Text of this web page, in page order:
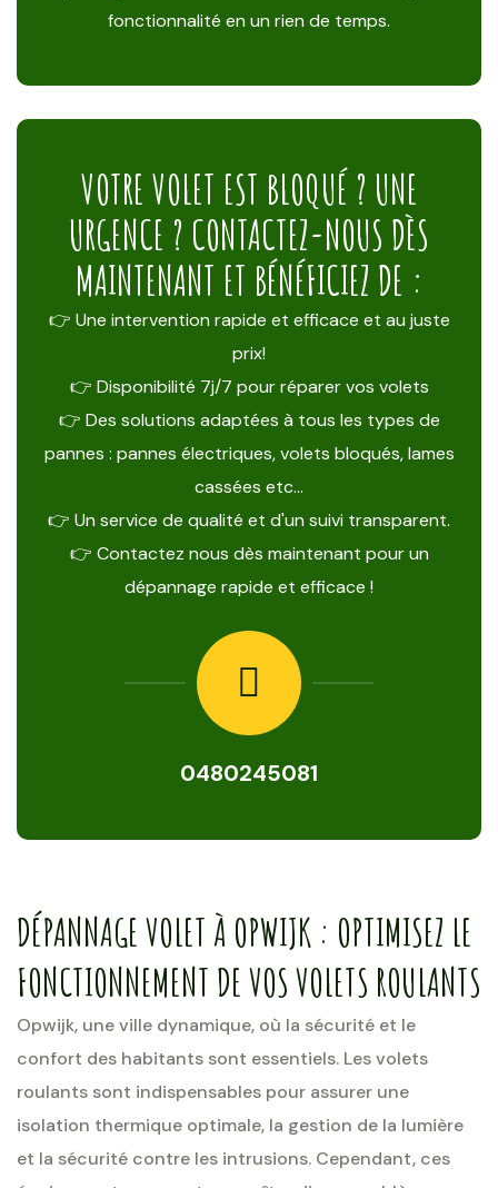
fonctionnalité en un rien de temps.
VOTRE VOLET EST BLOQUÉ ? UNE
URGENCE ? CONTACTEZ-NOUS DÈS
MAINTENANT ET BÉNÉFICIEZ DE :
👉 Une intervention rapide et efficace et au juste
prix!
👉 Disponibilité 7j/7 pour réparer vos volets
👉 Des solutions adaptées à tous les types de
pannes : pannes électriques, volets bloqués, lames
cassées etc…
👉 Un service de qualité et d'un suivi transparent.
👉 Contactez nous dès maintenant pour un
dépannage rapide et efficace !
0480245081
DÉPANNAGE VOLET À OPWIJK : OPTIMISEZ LE
FONCTIONNEMENT DE VOS VOLETS ROULANTS
Opwijk, une ville dynamique, où la sécurité et le
confort des habitants sont essentiels. Les volets
roulants sont indispensables pour assurer une
isolation thermique optimale, la gestion de la lumière
et la sécurité contre les intrusions. Cependant, ces